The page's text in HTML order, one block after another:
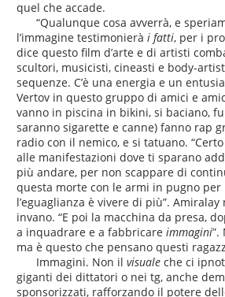
quel che accade.
“Qualunque cosa avverrà, e
l’immagine testimonierài fatti, per i
dice questo film d’arte e di artisti
scultori, musicisti, cineasti e body-
sequenze. C’è una energia e un
Vertov in questo gruppo di amici e
vanno in piscina in bikini, si baciano,
saranno sigarette e canne) fanno rap
radio con il nemico, e si tatuano.
alle manifestazioni dove ti sparano
più andare, per non scappare di
questa morte con le armi in pugno per
l’eguaglianza è vivere di più”. Amiralay
invano. “E poi la macchina da presa,
a inquadrare e a fabbricareimmagini”.
ma è questo che pensano questi
Immagini. Non ilvisuale che ci
giganti dei dittatori o nei tg, anche
sponsorizzati, rafforzando il potere